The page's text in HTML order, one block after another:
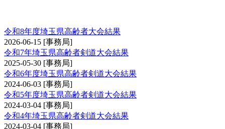
令和8年度埼玉県高齢者大会結果
2026-06-15 [事務局]
令和7年埼玉県高齢者剣道大会結果
2025-05-30 [事務局]
令和6年度埼玉県高齢者剣道大会結果
2024-06-03 [事務局]
令和5年度埼玉県高齢者剣道大会結果
2024-03-04 [事務局]
令和4年埼玉県高齢者剣道大会結果
2024-03-04 [事務局]